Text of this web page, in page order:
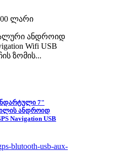
ლარი
ანდროიდ
Wifi USB
ზომის...
7"
ანდროიდ
Navigation USB